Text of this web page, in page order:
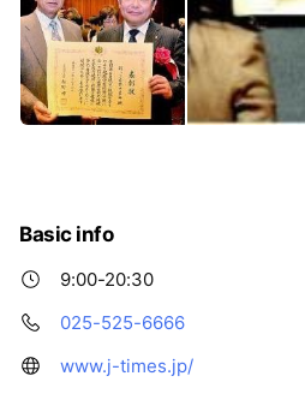
Basic info
9:00-20:30
025-525-6666
www.j-times.jp/